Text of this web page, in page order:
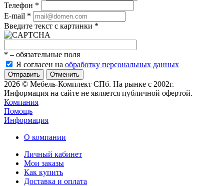
Телефон *
E-mail *
Введите текст с картинки *
* – обязательные поля
Я согласен на обработку персональных данных
Отменить
2026 © Мебель-Комплект СПб. На рынке с 2002г.
Информация на сайте не является публичной офертой.
Компания
Помощь
Информация
О компании
Личный кабинет
Мои заказы
Как купить
Доставка и оплата